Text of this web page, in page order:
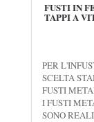
FUSTI IN
TAPPI A
PER
SCELTA
FUSTI
I FUSTI
SONO